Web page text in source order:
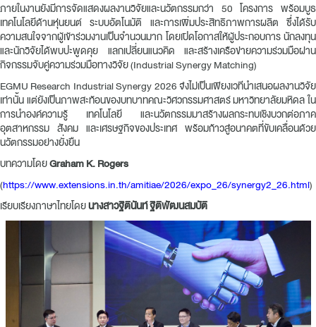
ภายในงานยังมีการจัดแสดงผลงานวิจัยและนวัตกรรมกว่า 50 โครงการ พร้อมบูธ
เทคโนโลยีด้านหุ่นยนต์ ระบบอัตโนมัติ และการเพิ่มประสิทธิภาพการผลิต ซึ่งได้รับ
ความสนใจจากผู้เข้าร่วมงานเป็นจำนวนมาก โดยเปิดโอกาสให้ผู้ประกอบการ นักลงทุน
และนักวิจัยได้พบปะพูดคุย แลกเปลี่ยนแนวคิด และสร้างเครือข่ายความร่วมมือผ่าน
กิจกรรมจับคู่ความร่วมมือทางวิจัย (Industrial Synergy Matching)
EGMU Research Industrial Synergy 2026 จึงไม่เป็นเพียงเวทีนำเสนอผลงานวิจัย
เท่านั้น แต่ยังเป็นภาพสะท้อนของบทบาทคณะวิศวกรรมศาสตร์ มหาวิทยาลัยมหิดล ใน
การนำองค์ความรู้ เทคโนโลยี และนวัตกรรมมาสร้างผลกระทบเชิงบวกต่อภาค
อุตสาหกรรม สังคม และเศรษฐกิจของประเทศ พร้อมก้าวสู่อนาคตที่ขับเคลื่อนด้วย
นวัตกรรมอย่างยั่งยืน
บทความโดยGraham K. Rogers
(https://www.extensions.in.th/amitiae/2026/expo_26/synergy2_26.html)
เรียบเรียงภาษาไทยโดยนางสาวฐิตินันท์ ฐิติพัฒนสมบัติ